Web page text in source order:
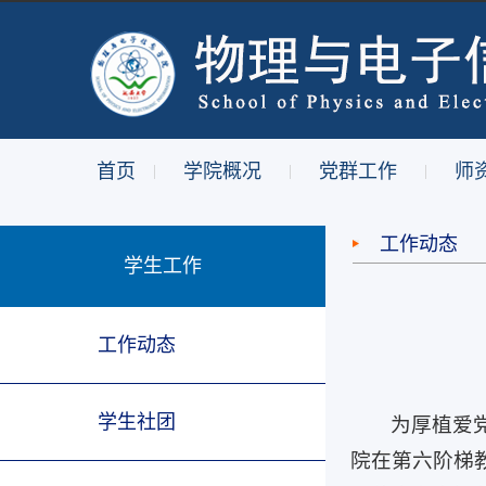
首页 | 学院概况 | 党群工作 | 师
学生工作
工作动态
学生社团
工作动态
为厚植爱
院在第六阶梯